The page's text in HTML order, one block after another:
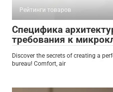
Рейтинги товаров
Специфика
требования к
Discover the secrets of creating a
bureau! Comfort, air